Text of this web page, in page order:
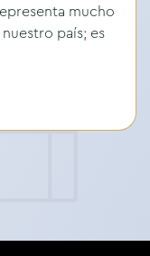
mucho
país; es